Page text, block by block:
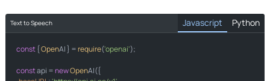
Text to Speech Javascript Python
const { OpenAI } = require('openai');
const api = newOpenAI({
import